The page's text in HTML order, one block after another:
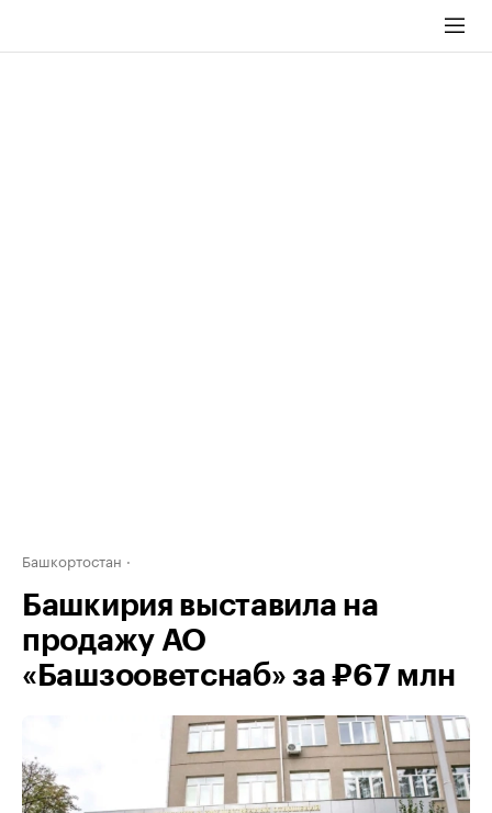
Башкортостан
Башкирия выставила на
продажу АО
«Башзооветснаб» за ₽67 млн